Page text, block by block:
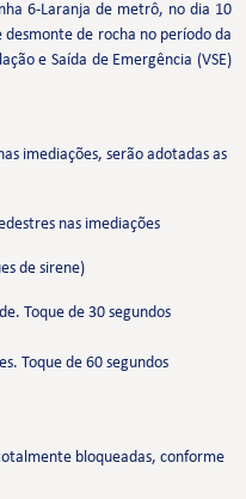
6-Laranja de metrô, no dia 10
de rocha no período da
e Saída de Emergência (VSE)
imediações, serão adotadas as
nas imediações
de sirene)
Toque de 30 segundos
Toque de 60 segundos
bloqueadas, conforme